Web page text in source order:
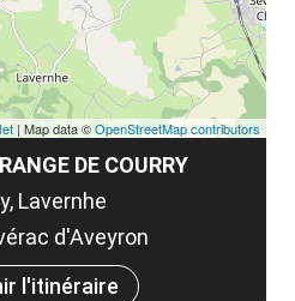
DE COURRY
Lavernhe
d'Aveyron
l'itinéraire
| Map data ©OpenStreetMap contributors